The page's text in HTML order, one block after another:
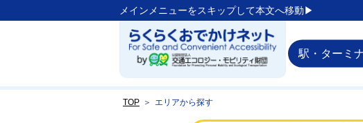
メインメニューをスキップして本文へ移動▶︎
駅・ターミ
TOP ＞ エリアから探す